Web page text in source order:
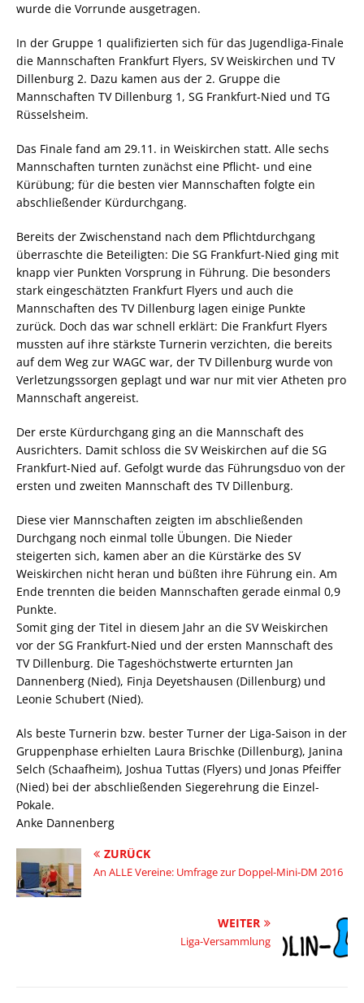
wurde die Vorrunde ausgetragen.
In der Gruppe 1 qualifizierten sich für das Jugendliga-Finale
die Mannschaften Frankfurt Flyers, SV Weiskirchen und TV
Dillenburg 2. Dazu kamen aus der 2. Gruppe die
Mannschaften TV Dillenburg 1, SG Frankfurt-Nied und TG
Rüsselsheim.
Das Finale fand am 29.11. in Weiskirchen statt. Alle sechs
Mannschaften turnten zunächst eine Pflicht- und eine
Kürübung; für die besten vier Mannschaften folgte ein
abschließender Kürdurchgang.
Bereits der Zwischenstand nach dem Pflichtdurchgang
überraschte die Beteiligten: Die SG Frankfurt-Nied ging mit
knapp vier Punkten Vorsprung in Führung. Die besonders
stark eingeschätzten Frankfurt Flyers und auch die
Mannschaften des TV Dillenburg lagen einige Punkte
zurück. Doch das war schnell erklärt: Die Frankfurt Flyers
mussten auf ihre stärkste Turnerin verzichten, die bereits
auf dem Weg zur WAGC war, der TV Dillenburg wurde von
Verletzungssorgen geplagt und war nur mit vier Atheten pro
Mannschaft angereist.
Der erste Kürdurchgang ging an die Mannschaft des
Ausrichters. Damit schloss die SV Weiskirchen auf die SG
Frankfurt-Nied auf. Gefolgt wurde das Führungsduo von der
ersten und zweiten Mannschaft des TV Dillenburg.
Diese vier Mannschaften zeigten im abschließenden
Durchgang noch einmal tolle Übungen. Die Nieder
steigerten sich, kamen aber an die Kürstärke des SV
Weiskirchen nicht heran und büßten ihre Führung ein. Am
Ende trennten die beiden Mannschaften gerade einmal 0,9
Punkte.
Somit ging der Titel in diesem Jahr an die SV Weiskirchen
vor der SG Frankfurt-Nied und der ersten Mannschaft des
TV Dillenburg. Die Tageshöchstwerte erturnten Jan
Dannenberg (Nied), Finja Deyetshausen (Dillenburg) und
Leonie Schubert (Nied).
Als beste Turnerin bzw. bester Turner der Liga-Saison in der
Gruppenphase erhielten Laura Brischke (Dillenburg), Janina
Selch (Schaafheim), Joshua Tuttas (Flyers) und Jonas Pfeiffer
(Nied) bei der abschließenden Siegerehrung die Einzel-
Pokale.
Anke Dannenberg
ZURÜCK
An ALLE Vereine: Umfrage zur Doppel-Mini-DM 2016
WEITER
Liga-Versammlung